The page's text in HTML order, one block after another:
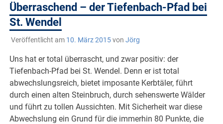
Überraschend – der Tiefenbach-Pfad bei
St. Wendel
Veröffentlicht am 10. März 2015von Jörg
Uns hat er total überrascht, und zwar positiv: der
Tiefenbach-Pfad bei St. Wendel. Denn er ist total
abwechslungsreich, bietet imposante Kerbtäler, führt
durch einen alten Steinbruch, durch sehenswerte Wälder
und führt zu tollen Aussichten. Mit Sicherheit war diese
Abwechslung ein Grund für die immerhin 80 Punkte, die